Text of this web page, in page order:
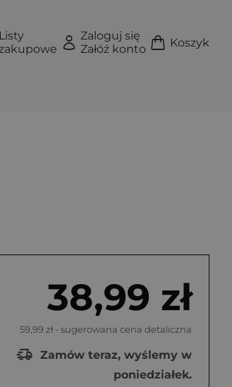
Listy
Zaloguj się
Załóż konto
Koszyk
38,99 zł
59,99 zł - sugerowana cena detaliczna
Zamów teraz, wyślemy w
poniedziałek.